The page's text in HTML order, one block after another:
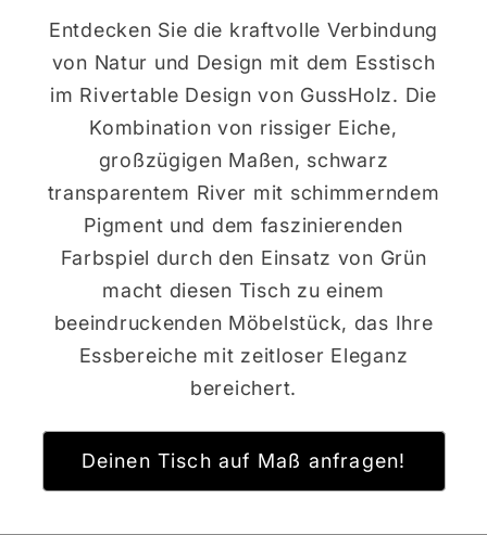
Entdecken Sie die kraftvolle Verbindung
von Natur und Design mit dem Esstisch
im Rivertable Design von GussHolz. Die
Kombination von rissiger Eiche,
großzügigen Maßen, schwarz
transparentem River mit schimmerndem
Pigment und dem faszinierenden
Farbspiel durch den Einsatz von Grün
macht diesen Tisch zu einem
beeindruckenden Möbelstück, das Ihre
Essbereiche mit zeitloser Eleganz
bereichert.
Deinen Tisch auf Maß anfragen!